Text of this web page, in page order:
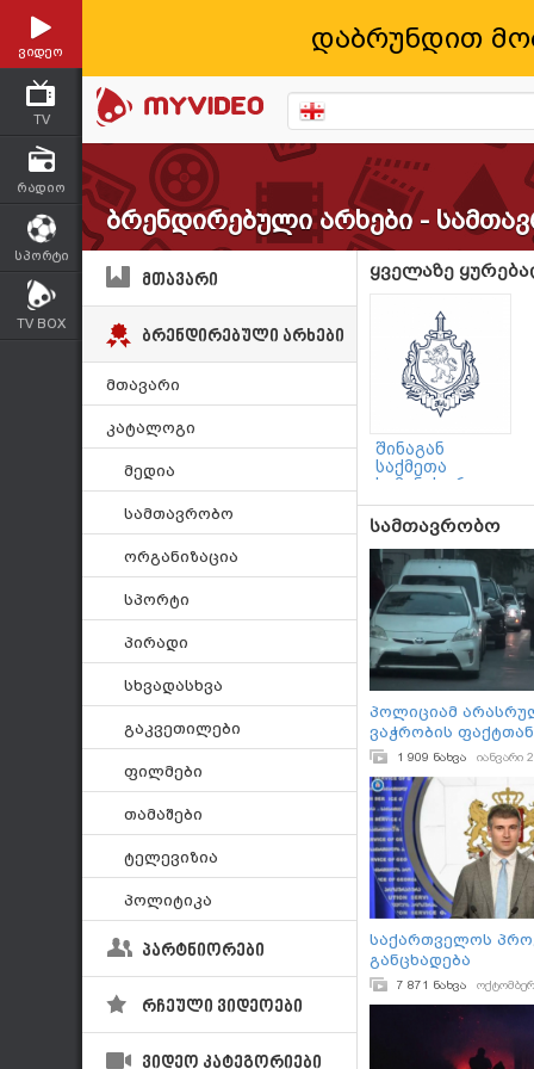
დაბრუნდით
ვიდეო
TV
რადიო
სპორტი
TV BOX
ბრენდირებული არხები -
მთავარი
ბრენდირებული არხები
მთავარი
კატალოგი
მედია
სამთავრობო
ორგანიზაცია
სპორტი
პირადი
სხვადასხვა
გაკვეთილები
ფილმები
თამაშები
ტელევიზია
პოლიტიკა
პარტნიორები
რჩეული ვიდეოები
ვიდეო კატეგორიები
ყველაზე
შინაგან
საქმეთა
სამინისტრო
სამთავრობო
პოლიციამ
ვაჭრობის ფაქტთან
დაკავშირებით 2
ხოლო 1 პირს
წარედგინა
1 909 ნახვა იანვარი
საქართველოს
განცხადება
7 871 ნახვა